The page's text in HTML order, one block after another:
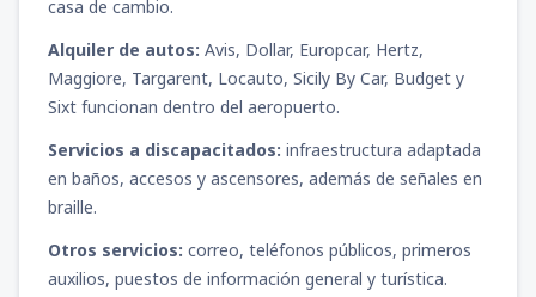
casa de cambio.
Alquiler de autos: Avis, Dollar, Europcar, Hertz,
Maggiore, Targarent, Locauto, Sicily By Car, Budget y
Sixt funcionan dentro del aeropuerto.
Servicios a discapacitados: infraestructura adaptada
en baños, accesos y ascensores, además de señales en
braille.
Otros servicios: correo, teléfonos públicos, primeros
auxilios, puestos de información general y turística.